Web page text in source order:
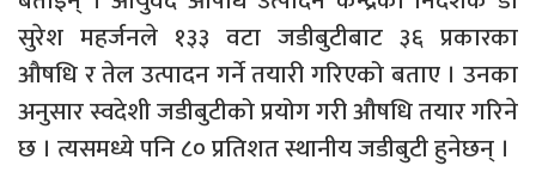
सुरेश महर्जनले १३३ वटा जडीबुटीबाट ३६ प्रकारका
औषधि र तेल उत्पादन गर्ने तयारी गरिएको बताए । उनका
अनुसार स्वदेशी जडीबुटीको प्रयोग गरी औषधि तयार गरिने
छ । त्यसमध्ये पनि ८० प्रतिशत स्थानीय जडीबुटी हुनेछन् ।